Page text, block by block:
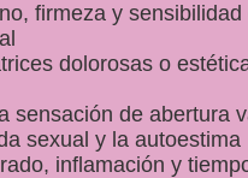
firmeza y sensibilidad
dolorosas o
sensación de abertura
sexual y la autoestima
inflamación y